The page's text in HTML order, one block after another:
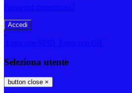
-
Seleziona utente
button close ×